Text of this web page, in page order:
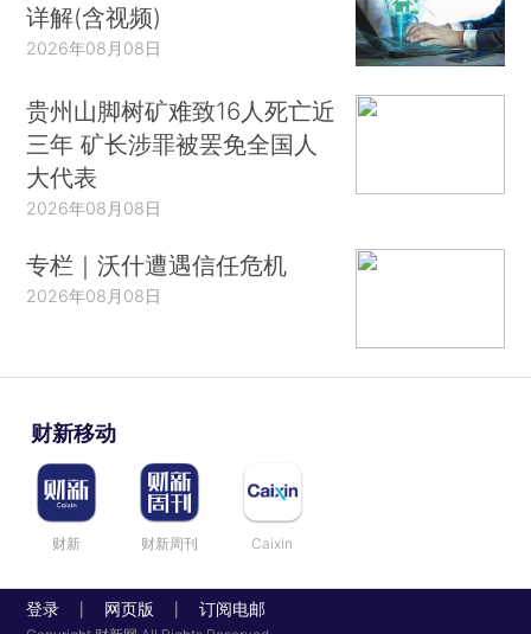
详解(含视频)
2026年08月08日
贵州山脚树矿难致16人死亡近
三年 矿长涉罪被罢免全国人
大代表
2026年08月08日
专栏｜沃什遭遇信任危机
2026年08月08日
财新移动
财新 财新周刊 Caixin
登录 网页版 订阅电邮